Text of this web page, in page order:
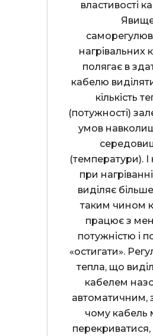
нагрівальних
полягає в
кабелю
кількість
(потужності)
умов
(температури). І
при
виділяє
таким чином
працює з
потужністю і
«остигати».
тепла, що
кабелем
автоматичним,
чому кабель